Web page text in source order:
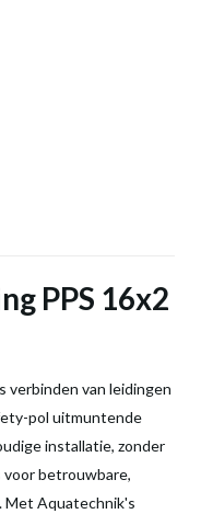
PPS 16x2
verbinden van leidingen
pol uitmuntende
installatie, zonder
voor betrouwbare,
Met Aquatechnik's